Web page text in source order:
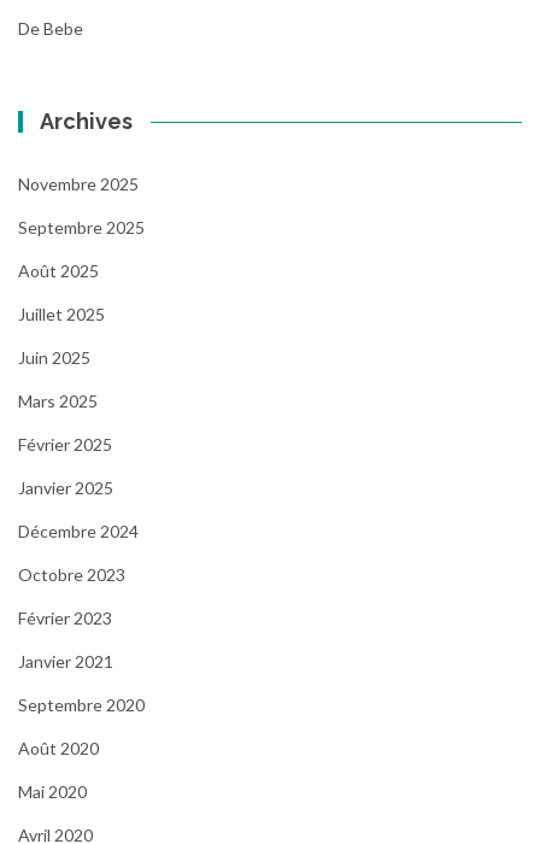
De Bebe
Archives
Novembre 2025
Septembre 2025
Août 2025
Juillet 2025
Juin 2025
Mars 2025
Février 2025
Janvier 2025
Décembre 2024
Octobre 2023
Février 2023
Janvier 2021
Septembre 2020
Août 2020
Mai 2020
Avril 2020